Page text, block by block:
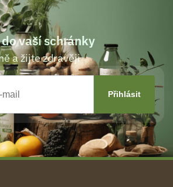
vaší schránky
a žijte zdravěji